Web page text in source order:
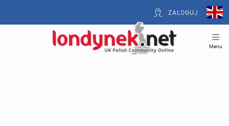
ZALOGUJ
Menu